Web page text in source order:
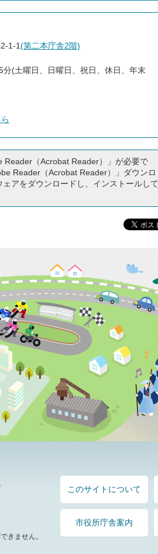
1-1(第二本庁舎2階)
(土曜日、日曜日、祝日、休日、年末
Reader（Acrobat Reader）」が必要で
Reader（Acrobat Reader）」ダウンロ
アをダウンロードし、インストールして
きません。
このサイトについて
市役所庁舎案内